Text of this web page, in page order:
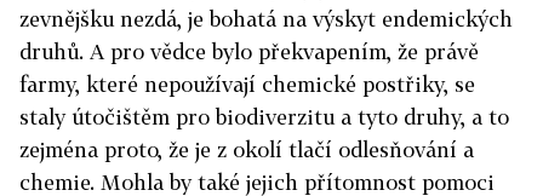
zevnějšku nezdá, je bohatá na výskyt endemických
druhů. A pro vědce bylo překvapením, že právě
farmy, které nepoužívají chemické postřiky, se
staly útočištěm pro biodiverzitu a tyto druhy, a to
zejména proto, že je z okolí tlačí odlesňování a
chemie. Mohla by také jejich přítomnost pomoci